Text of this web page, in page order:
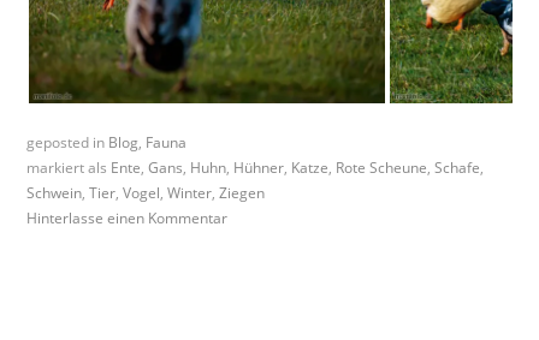
geposted in Blog, Fauna
markiert als Ente,Gans, Huhn, Hühner, Katze, Rote Scheune,Schafe,
Schwein,Tier,Vogel,Winter,Ziegen
Hinterlasse einen Kommentar